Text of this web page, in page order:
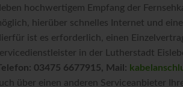
hochwertigem Empfang der
hierüber schnelles Internet und
ist es erforderlich, einen
in der Lutherstadt
03475 6677915, Mail:
über einen anderen Serviceanbieter